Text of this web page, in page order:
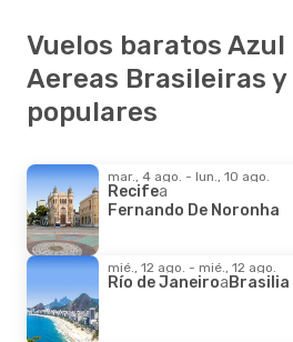
Vuelos baratos Azul
Aereas Brasileiras
populares
mar., 4 ago. - lun., 10 ago.
Recifea
Fernando De Noronha
mié., 12 ago. - mié., 12 ago.
Río de Janeiroa Brasilia